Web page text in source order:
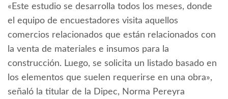
«Este estudio se desarrolla todos los meses, donde
el equipo de encuestadores visita aquellos
comercios relacionados que están relacionados con
la venta de materiales e insumos para la
construcción. Luego, se solicita un listado basado en
los elementos que suelen requerirse en una obra»,
señaló la titular de la Dipec, Norma Pereyra